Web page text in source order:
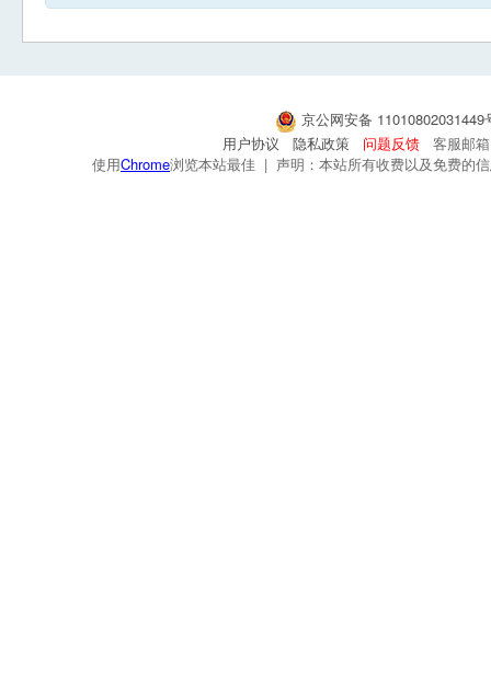
京公网安备
用户协议
隐私政策 问题反馈
客服邮
使用Chrome浏览本站最佳 | 声明：本站所有收费以及免费的